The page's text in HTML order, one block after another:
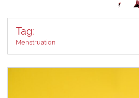
Tag:
Menstruation